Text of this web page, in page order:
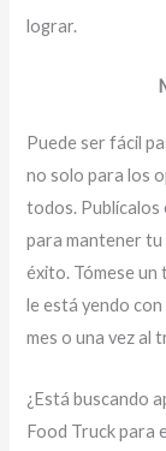
lograr.
Puede ser fácil
no solo para los
todos. Publícalos
para mantener tu
éxito. Tómese un
le está yendo
mes o una vez al
¿Está buscando
Food Truck para